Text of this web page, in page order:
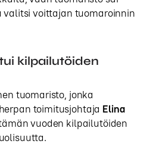
valitsi voittajan tuomaroinnin
kilpailutöiden
tuomaristo, jonka
toimitusjohtaja Elina
vuoden kilpailutöiden